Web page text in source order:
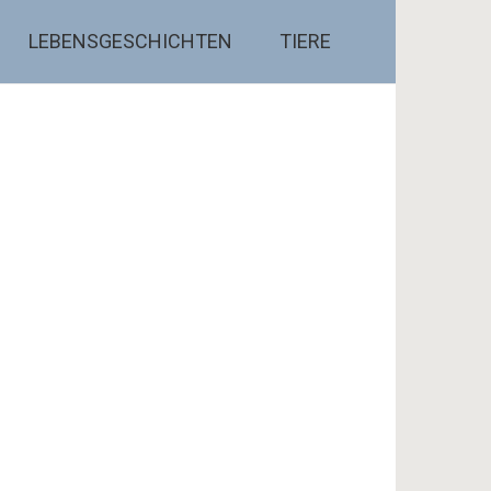
LEBENSGESCHICHTEN TIERE